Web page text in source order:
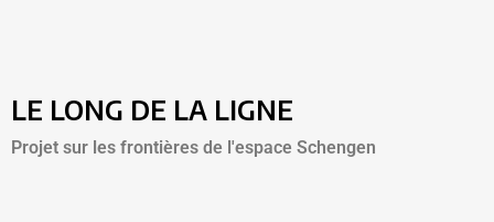
LE LONG DE LA LIGNE
Projet sur les frontières de l'espace Schengen